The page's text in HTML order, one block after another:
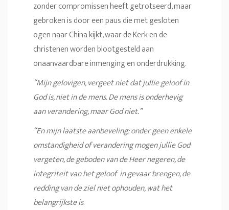
zonder compromissen heeft getrotseerd, maar
gebroken is door een paus die met gesloten
ogen naar China kijkt, waar de Kerk en de
christenen worden blootgesteld aan
onaanvaardbare inmenging en onderdrukking.
“Mijn gelovigen, vergeet niet dat jullie geloof in
God is, niet in de mens. De mens is onderhevig
aan verandering, maar God niet.”
“En mijn laatste aanbeveling: onder geen enkele
omstandigheid of verandering mogen jullie God
vergeten, de geboden van de Heer negeren, de
integriteit van het geloof in gevaar brengen, de
redding van de ziel niet ophouden, wat het
belangrijkste is.